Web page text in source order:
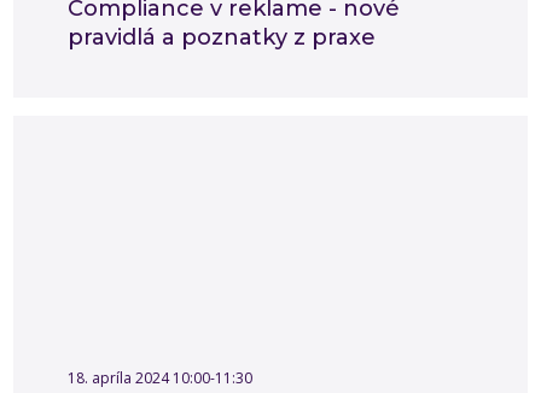
Compliance v reklame - nové
pravidlá a poznatky z praxe
18. apríla 2024 10:00-11:30